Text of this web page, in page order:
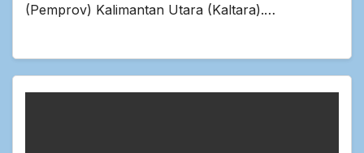
(Pemprov) Kalimantan Utara (Kaltara).…